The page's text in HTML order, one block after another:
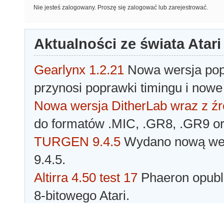
Nie jesteś zalogowany. Proszę się zalogować lub zarejestrować.
Aktualności ze świata Atari
Gearlynx 1.2.21 Nowa wersja
przynosi poprawki timingu i
Nowa wersja DitherLab wraz z
do formatów .MIC, .GR8, .GR9
TURGEN 9.4.5 Wydano nową
9.4.5.
Altirra 4.50 test 17 Phaeron
8-bitowego Atari.